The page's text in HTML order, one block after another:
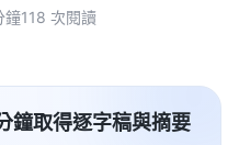
鐘118 次閱讀
鐘取得逐字稿與摘要